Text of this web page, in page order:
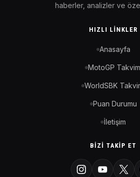
haberler, analizler ve
HIZLI LINKLER
Anasayfa
MotoGP
WorldSBK
Puan Durumu
İletişim
BIZI TAKIP ET